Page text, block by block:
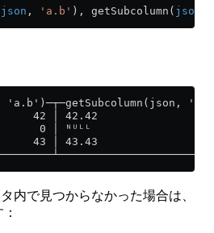
json , 'a.b' ), getSubcolumn( json
'a.b')─┬─getSubcolumn(json,
42 │ 42.42
0 │ ᴺᵁᴸᴸ
43 │ 43.43
内で見つからなかった場合は、